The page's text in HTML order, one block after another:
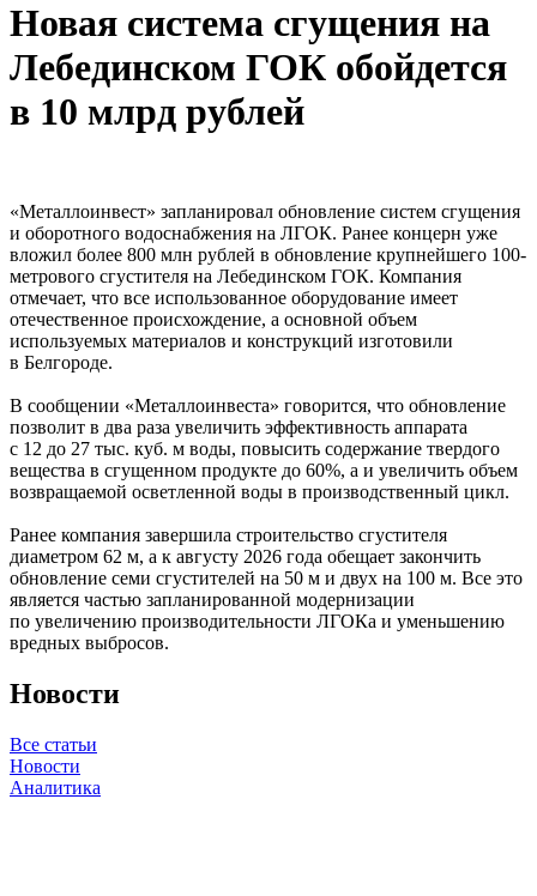
Новая система сгущения на
Лебединском ГОК обойдется
в 10 млрд рублей
«Металлоинвест» запланировал обновление систем сгущения
и оборотного водоснабжения на ЛГОК. Ранее концерн уже
вложил более 800 млн рублей в обновление крупнейшего 100-
метрового сгустителя на Лебединском ГОК. Компания
отмечает, что все использованное оборудование имеет
отечественное происхождение, а основной объем
используемых материалов и конструкций изготовили
в Белгороде.
В сообщении «Металлоинвеста» говорится, что обновление
позволит в два раза увеличить эффективность аппарата
с 12 до 27 тыс. куб. м воды, повысить содержание твердого
вещества в сгущенном продукте до 60%, а и увеличить объем
возвращаемой осветленной воды в производственный цикл.
Ранее компания завершила строительство сгустителя
диаметром 62 м, а к августу 2026 года обещает закончить
обновление семи сгустителей на 50 м и двух на 100 м. Все это
является частью запланированной модернизации
по увеличению производительности ЛГОКа и уменьшению
вредных выбросов.
Новости
Все статьи
Новости
Аналитика